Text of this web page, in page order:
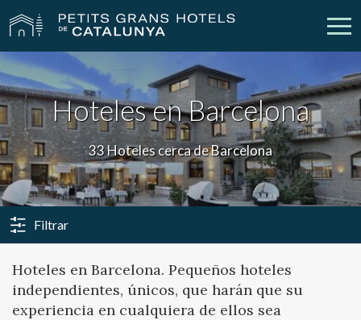
Nuestros Hoteles Escapadas
Bodas Empresas
Cheques Regalo Descubre Catalunya
vpn_key Iniciar sesión person Crear cuenta
Hoteles en Barcelona
33 Hoteles cerca de Barcelona
Filtrar
Hoteles en Barcelona. Pequeños hoteles
independientes, únicos, que harán que su
experiencia en cualquiera de ellos sea